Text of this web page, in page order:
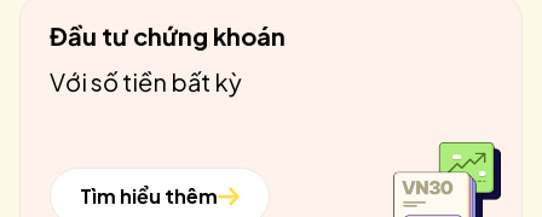
Đầu tư chứng khoán
Với số tiền bất kỳ
Tìm hiểu thêm